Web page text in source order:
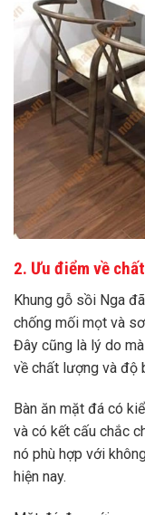
2. Ưu điểm về
Khung gỗ sồi Nga
chống mối mọt và
Đây cũng là lý do
về chất lượng và độ
Bàn ăn mặt đá có
và có kết cấu chắc
nó phù hợp với
hiện nay.